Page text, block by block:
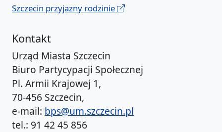
Szczecin przyjazny rodzinie
Kontakt
Urząd Miasta Szczecin
Biuro Partycypacji Społecznej
Pl. Armii Krajowej 1,
70-456 Szczecin,
e-mail: bps@um.szczecin.pl
tel.: 91 42 45 856